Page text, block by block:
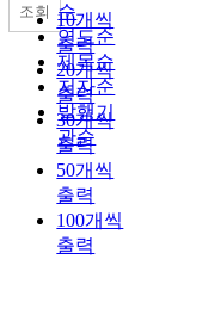
순
연도순
제목순
저자순
발행기
관순
10개씩
출력
20개씩
출력
30개씩
출력
50개씩
출력
100개씩
출력
조회